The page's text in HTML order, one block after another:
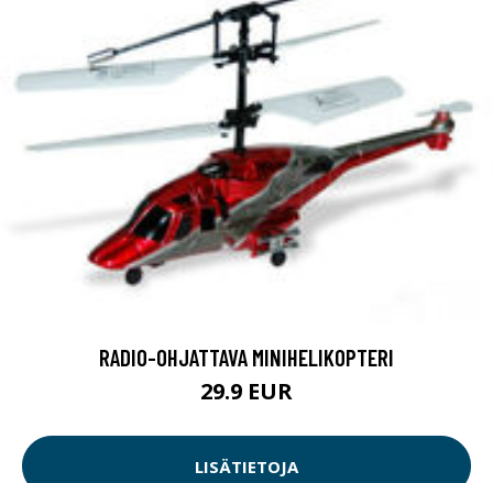
RADIO-OHJATTAVA MINIHELIKOPTERI
29.9 EUR
LISÄTIETOJA